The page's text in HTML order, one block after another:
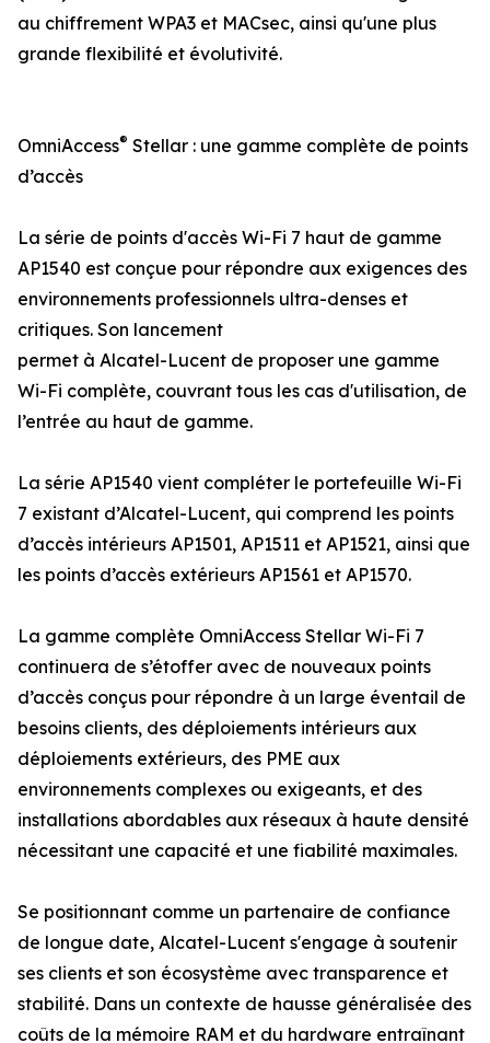
au chiffrement WPA3 et MACsec, ainsi qu'une plus
grande flexibilité et évolutivité.
OmniAccess® Stellar : une gamme complète de points
d’accès
La série de points d'accès Wi-Fi 7 haut de gamme
AP1540 est conçue pour répondre aux exigences des
environnements professionnels ultra-denses et
critiques. Son lancement
permet à Alcatel-Lucent de proposer une gamme
Wi-Fi complète, couvrant tous les cas d'utilisation, de
l’entrée au haut de gamme.
La série AP1540 vient compléter le portefeuille Wi-Fi
7 existant d’Alcatel-Lucent, qui comprend les points
d’accès intérieurs AP1501, AP1511 et AP1521, ainsi que
les points d’accès extérieurs AP1561 et AP1570.
La gamme complète OmniAccess Stellar Wi-Fi 7
continuera de s’étoffer avec de nouveaux points
d’accès conçus pour répondre à un large éventail de
besoins clients, des déploiements intérieurs aux
déploiements extérieurs, des PME aux
environnements complexes ou exigeants, et des
installations abordables aux réseaux à haute densité
nécessitant une capacité et une fiabilité maximales.
Se positionnant comme un partenaire de confiance
de longue date, Alcatel-Lucent s'engage à soutenir
ses clients et son écosystème avec transparence et
stabilité. Dans un contexte de hausse généralisée des
coûts de la mémoire RAM et du hardware entraînant